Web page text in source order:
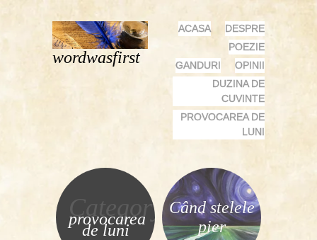
wordwasfirst
MENU
SKIP
CONTENT
ACASA
DESPRE
POEZIE
GANDURI
OPINII
DUZINA DE
CUVINTE
PROVOCAREA DE
LUNI
Category
provocarea
de luni
Când stelele
pier